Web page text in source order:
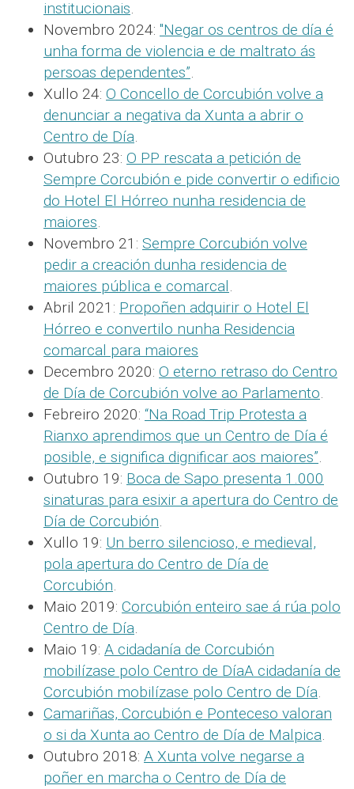
institucionais
Novembro 2024: "Negar os centros de día é
unha forma de violencia e de maltrato ás
persoas dependentes”
Xullo 24: O Concello de Corcubión volve a
denunciar a negativa da Xunta a abrir o
Centro de Día
Outubro 23: O PP rescata a petición de
Sempre Corcubión e pide convertir o edificio
do Hotel El Hórreo nunha residencia de
maiores
Novembro 21: Sempre Corcubión volve
pedir a creación dunha residencia de
maiores pública e comarcal
Abril 2021: Propoñen adquirir o Hotel El
Hórreo e convertilo nunha Residencia
comarcal para maiores
Decembro 2020: O eterno retraso do Centro
de Día de Corcubión volve ao Parlamento
Febreiro 2020: “Na Road Trip Protesta a
Rianxo aprendimos que un Centro de Día é
posible, e significa dignificar aos maiores”
Outubro 19: Boca de Sapo presenta 1.000
sinaturas para esixir a apertura do Centro de
Día de Corcubión
Xullo 19: Un berro silencioso, e medieval,
pola apertura do Centro de Día de
Corcubión
Maio 2019: Corcubión enteiro sae á rúa polo
Centro de Día
Maio 19: A cidadanía de Corcubión
mobilízase polo Centro de DíaA cidadanía de
Corcubión mobilízase polo Centro de Día
Camariñas, Corcubión e Ponteceso valoran
o si da Xunta ao Centro de Día de Malpica
Outubro 2018: A Xunta volve negarse a
poñer en marcha o Centro de Día de